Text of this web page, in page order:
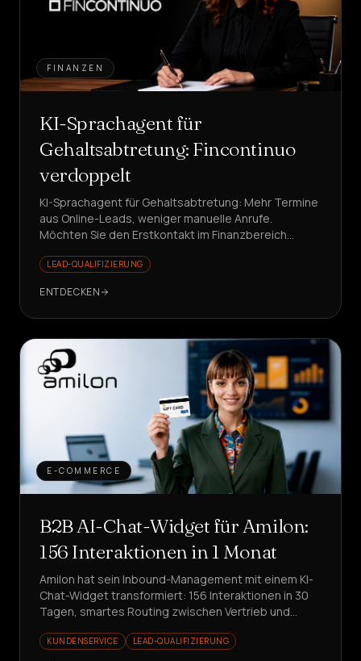
FINANZEN
KI-Sprachagent für
Gehaltsabtretung: Fincontinuo
verdoppelt
KI-Sprachagent für Gehaltsabtretung: Mehr Termine
aus Online-Leads, weniger manuelle Anrufe.
Möchten Sie den Erstkontakt im Finanzbereich
LEAD-QUALIFIZIERUNG
ENTDECKEN
E-COMMERCE
B2B AI-Chat-Widget für Amilon:
156 Interaktionen in 1 Monat
Amilon hat sein Inbound-Management mit einem KI-
Chat-Widget transformiert: 156 Interaktionen in 30
Tagen, smartes Routing zwischen Vertrieb und
KUNDENSERVICE LEAD-QUALIFIZIERUNG